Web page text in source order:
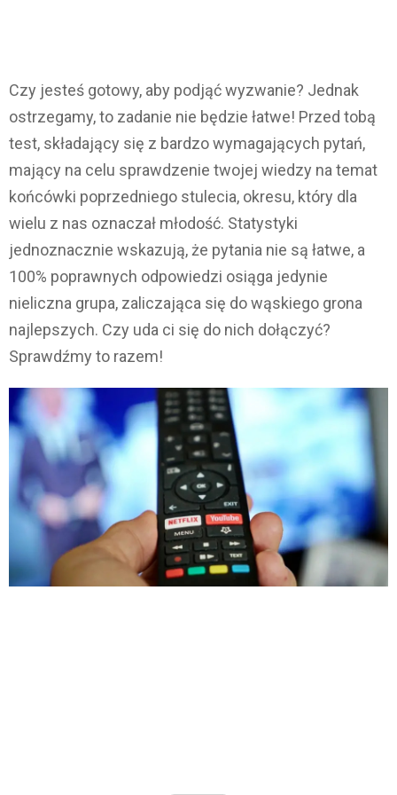
Czy jesteś gotowy, aby podjąć wyzwanie? Jednak
ostrzegamy, to zadanie nie będzie łatwe! Przed tobą
test, składający się z bardzo wymagających pytań,
mający na celu sprawdzenie twojej wiedzy na temat
końcówki poprzedniego stulecia, okresu, który dla
wielu z nas oznaczał młodość. Statystyki
jednoznacznie wskazują, że pytania nie są łatwe, a
100% poprawnych odpowiedzi osiąga jedynie
nieliczna grupa, zaliczająca się do wąskiego grona
najlepszych. Czy uda ci się do nich dołączyć?
Sprawdźmy to razem!